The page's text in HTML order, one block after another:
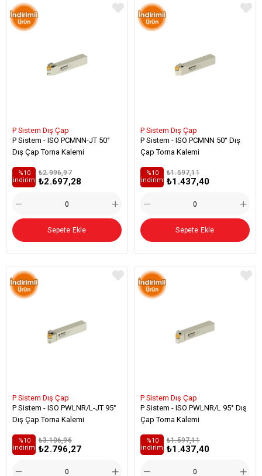
P Sistem Dış Çap
P Sistem - ISO PCMNN-JT 50°
Dış Çap Torna Kalemi
₺2.697,28
₺2.996,97
%10
i̇ndirim
Sepete Ekle
P Sistem Dış Çap
P Sistem - ISO PCMNN 50° Dış
Çap Torna Kalemi
₺1.437,40
₺1.597,11
%10
i̇ndirim
Sepete Ekle
P Sistem Dış Çap
P Sistem - ISO PWLNR/L-JT 95°
Dış Çap Torna Kalemi
₺2.796,27
₺3.106,96
%10
i̇ndirim
P Sistem Dış Çap
P Sistem - ISO PWLNR/L 95° Dış
Çap Torna Kalemi
₺1.437,40
₺1.597,11
%10
i̇ndirim